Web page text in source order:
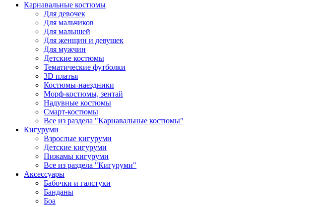
Карнавальные костюмы
Для девочек
Для мальчиков
Для малышей
Для женщин и девушек
Для мужчин
Детские костюмы
Тематические футболки
3D платья
Костюмы-наездники
Морф-костюмы, зентай
Надувные костюмы
Смарт-костюмы
Все из раздела "Карнавальные костюмы"
Кигуруми
Взрослые кигуруми
Детские кигуруми
Пижамы кигуруми
Все из раздела "Кигуруми"
Аксессуары
Бабочки и галстуки
Банданы
Боа